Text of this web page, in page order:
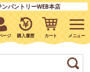
ンパントリーWEB本店
ージ 購入履歴 カート